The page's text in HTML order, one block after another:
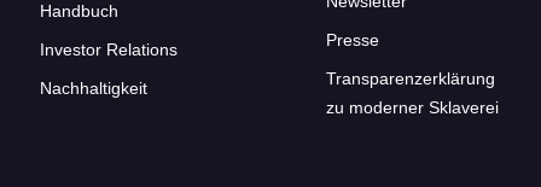
Handbuch
Investor Relations
Nachhaltigkeit
Presse
Transparenzerklärung
zu moderner Sklaverei